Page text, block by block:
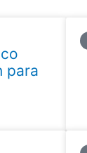
para